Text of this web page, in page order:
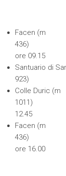
Facen (m
ore 09.15
Santuario di
923)
Colle Duric (m
12.45
Facen (m
ore 16.00